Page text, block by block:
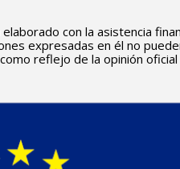
con la asistencia
expresadas en él no
reflejo de la opinión oficial